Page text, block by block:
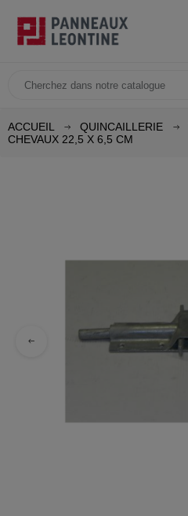
ACCUEIL QUINCAILLERIE
CHEVAUX 22,5 X 6,5 CM